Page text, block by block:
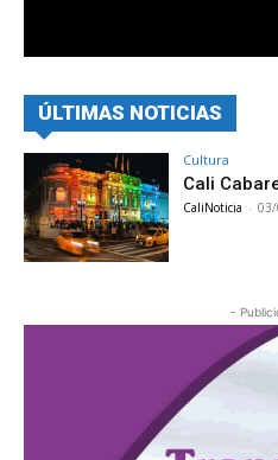
ÚLTIMAS NOTICIAS
Cultura
Cali
CaliNoticia -
-